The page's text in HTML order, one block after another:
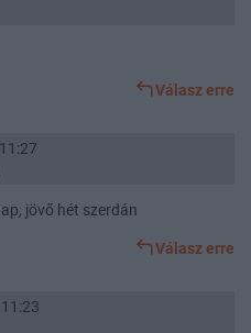
Válasz erre
jövő hét szerdán
Válasz erre